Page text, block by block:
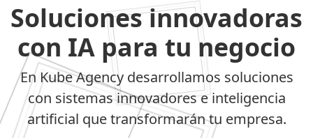
Soluciones innovadoras
con IA para tu negocio
En Kube Agency desarrollamos soluciones
con sistemas innovadores e inteligencia
artificial que transformarán tu empresa.